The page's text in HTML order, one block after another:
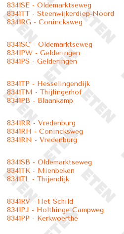
8341SE - Oldemarktseweg
8341TT - Steenwijkerdiep-Noord
8341RG - Conincksweg
8341SC - Oldemarktseweg
8341PW - Gelderingen
8341PS - Gelderingen
8341TP - Hesselingendijk
8341TM - Thijlingerhof
8341PB - Blaankamp
8341RR - Vredenburg
8341RH - Conincksweg
8341RN - Vredenburg
8341SB - Oldemarktseweg
8341TK - Mienbeken
8341TL - Thijendijk
8341RV - Het Schild
8341PJ - Holthinge Campweg
8341PP - Kerkwoerthe